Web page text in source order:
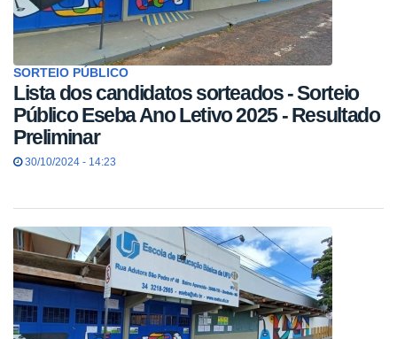
SORTEIO PÚBLICO
Lista dos candidatos sorteados - Sorteio
Público Eseba Ano Letivo 2025 - Resultado
Preliminar
30/10/2024 - 14:23